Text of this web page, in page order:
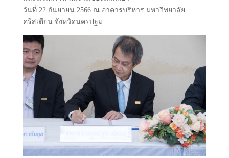
วันที่ 22 กันยายน 2566 ณ อาคารบริหาร มหาวิทยาลัย
คริสเตียน จังหวัดนครปฐม